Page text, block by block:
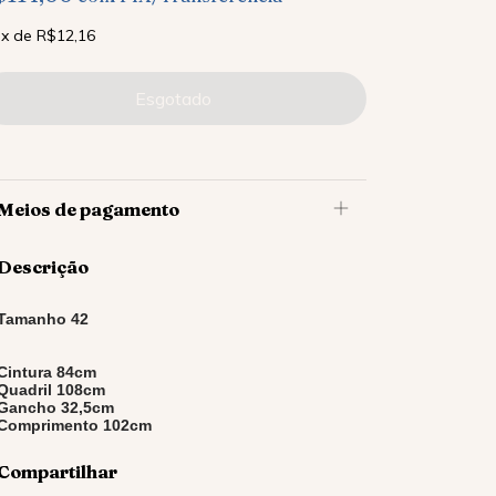
x de R$12,16
de pagamento
42
84cm
108cm
32,5cm
102cm